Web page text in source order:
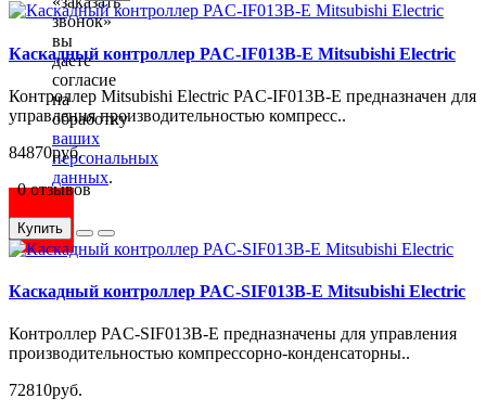
звонок»
вы
даете
согласие
на
обработку
ваших
персональных
данных.
Каскадный контроллер PAC-IF013B-E Mitsubishi Electric
Контроллер Mitsubishi Electric PAC-IF013B-E предназначен для
управления производительностью компресс..
84870руб.
0 отзывов
Купить
Каскадный контроллер PAC-SIF013B-E Mitsubishi Electric
Контроллер PAC-SIF013B-E предназначены для управления
производительностью компрессорно-конденсаторны..
72810руб.